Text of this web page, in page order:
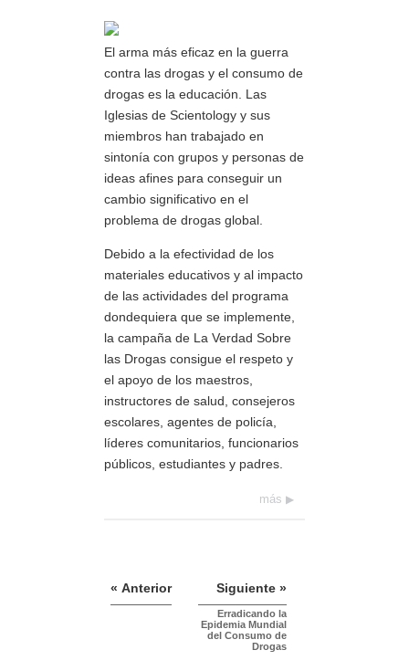
El arma más eficaz en la guerra
contra las drogas y el consumo de
drogas es la educación. Las
Iglesias de Scientology y sus
miembros han trabajado en
sintonía con grupos y personas de
ideas afines para conseguir un
cambio significativo en el
problema de drogas global.
Debido a la efectividad de los
materiales educativos y al impacto
de las actividades del programa
dondequiera que se implemente,
la campaña de La Verdad Sobre
las Drogas consigue el respeto y
el apoyo de los maestros,
instructores de salud, consejeros
escolares, agentes de policía,
líderes comunitarios, funcionarios
públicos, estudiantes y padres.
más
« Anterior Siguiente »
Erradicando la
Epidemia Mundial
del Consumo de
Drogas